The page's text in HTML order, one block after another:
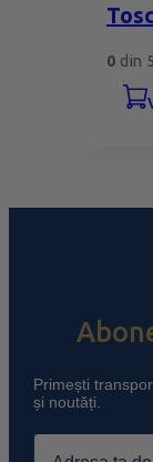
0 din 5
Primești
și noutăți.
Email